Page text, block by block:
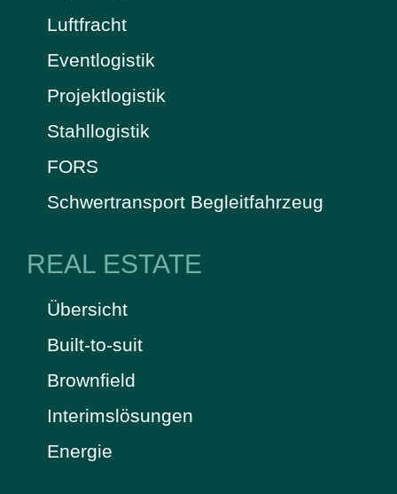
Luftfracht
Eventlogistik
Projektlogistik
Stahllogistik
FORS
Schwertransport Begleitfahrzeug
REAL ESTATE
Übersicht
Built-to-suit
Brownfield
Interimslösungen
Energie